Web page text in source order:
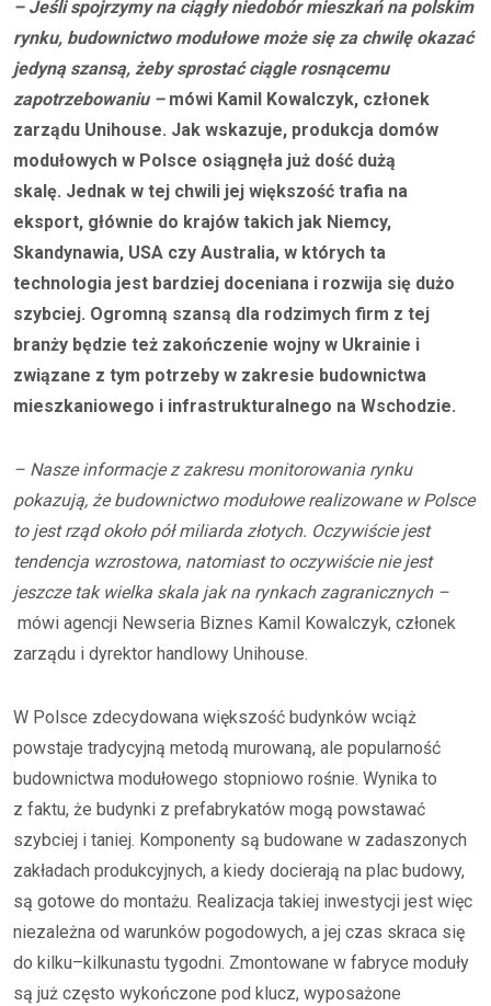
– Jeśli spojrzymy na ciągły niedobór mieszkań na polskim
rynku, budownictwo modułowe może sięza chwilę okazać
jedyną szansą, żeby sprostać ciągle rosnącemu
zapotrzebowaniu –mówi Kamil Kowalczyk, członek
zarządu Unihouse. Jak wskazuje, produkcja domów
modułowych w Polsce osiągnęła już dość dużą
skalę. Jednak w tej chwili jej większość trafia na
eksport, głównie do krajów takich jak Niemcy,
Skandynawia, USA czy Australia, w których ta
technologia jest bardziej doceniana i rozwija się dużo
szybciej. Ogromną szansą dla rodzimych firm z tej
branży będzie też zakończenie wojny w Ukrainie i
związane z tym potrzeby w zakresie budownictwa
mieszkaniowego i infrastrukturalnego na Wschodzie.
– Nasze informacje z zakresu monitorowania rynku
pokazują, że budownictwo modułowe realizowane w Polsce
to jest rząd około pół miliarda złotych. Oczywiście jest
tendencja wzrostowa, natomiast to oczywiście nie jest
jeszcze tak wielka skala jak na rynkach zagranicznych –
mówi agencji Newseria Biznes Kamil Kowalczyk, członek
zarządu i dyrektor handlowy Unihouse.
W Polsce zdecydowana większość budynków wciąż
powstaje tradycyjną metodą murowaną, ale popularność
budownictwa modułowego stopniowo rośnie. Wynika to
z faktu, że budynki z prefabrykatów mogą powstawać
szybciej i taniej. Komponenty są budowane w zadaszonych
zakładach produkcyjnych, a kiedy docierają na plac budowy,
są gotowe do montażu. Realizacja takiej inwestycji jest więc
niezależna od warunków pogodowych, a jej czas skraca się
do kilku–kilkunastu tygodni. Zmontowane w fabryce moduły
są już często wykończone pod klucz, wyposażone